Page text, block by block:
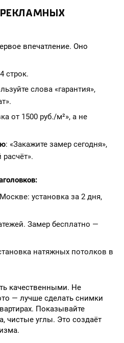
впечатление. Оно
строк.
слова «гарантия»,
от 1500 руб./м²», а не
: «Закажите замер сегодня»,
установка за 2 дня,
Замер бесплатно —
натяжных потолков в
качественными. Не
— лучше сделать снимки
Показывайте
чистые углы. Это создаёт